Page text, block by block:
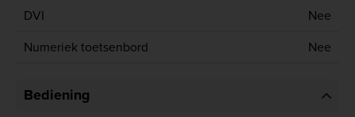
DVI
Nee
Numeriek toetsenbord
Nee
Bediening